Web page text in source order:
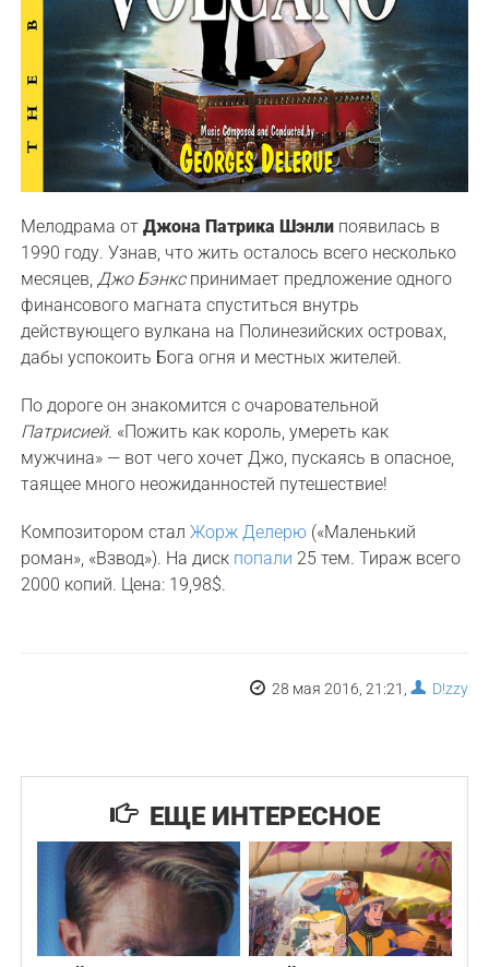
Мелодрама отДжона Патрика Шэнли появилась в
1990 году. Узнав, что жить осталось всего несколько
месяцев,Джо Бэнкспринимает предложение одного
финансового магната спуститься внутрь
действующего вулкана на Полинезийских островах,
дабы успокоить Бога огня и местных жителей.
По дороге он знакомится с очаровательной
Патрисией. «Пожить как король, умереть как
мужчина» — вот чего хочет Джо, пускаясь в опасное,
таящее много неожиданностей путешествие!
Композитором сталЖорж Делерю («Маленький
роман», «Взвод»). На диск попали 25 тем. Тираж всего
2000 копий. Цена: 19,98$.
28 мая 2016, 21:21, D!zzy
ЕЩЕ ИНТЕРЕСНОЕ